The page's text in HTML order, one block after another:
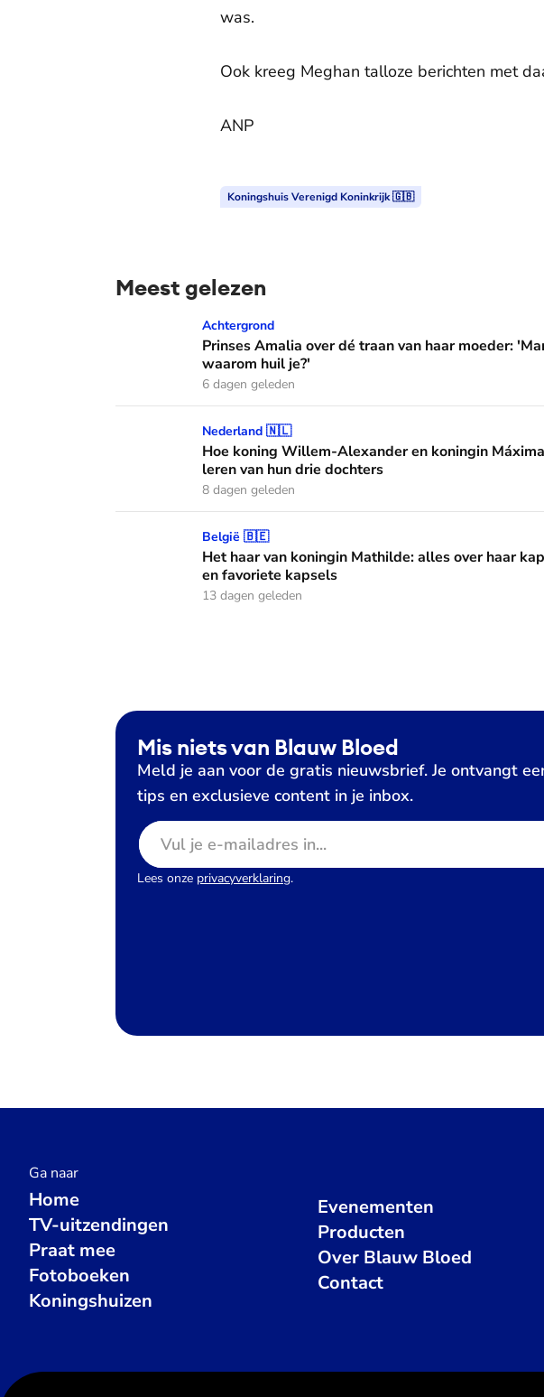
was.
Ook kreeg Meghan talloze berichten met
ANP
Koningshuis Verenigd Koninkrijk 🇬🇧
Meest gelezen
Prinses Amalia over dé traan van haar moeder: 'Mama waarom huil
Achtergrond
Prinses Amalia over dé traan van haar moeder:
waarom huil je?'
6 dagen geleden
Hoe koning Willem-Alexander en koningin Máxima leren van hun
Nederland 🇳🇱
Hoe koning Willem-Alexander en koningin Máxima
leren van hun drie dochters
8 dagen geleden
Het haar van koningin Mathilde: alles over haar kapper en
België 🇧🇪
Het haar van koningin Mathilde: alles over haar
en favoriete kapsels
13 dagen geleden
Mis niets van Blauw Bloed
Meld je aan voor de gratis nieuwsbrief. Je ontvangt
tips en exclusieve content in je inbox.
E-mailadres
Lees onze privacyverklaring.
Ga naar
Home
TV-uitzendingen
Praat mee
Fotoboeken
Koningshuizen
Evenementen
Producten
Over Blauw Bloed
Contact